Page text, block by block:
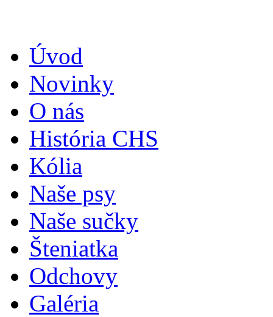
Úvod
Novinky
O nás
História CHS
Kólia
Naše psy
Naše sučky
Šteniatka
Odchovy
Galéria